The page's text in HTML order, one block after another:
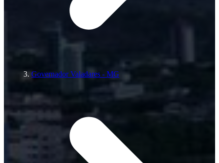
Governador Valadares - MG